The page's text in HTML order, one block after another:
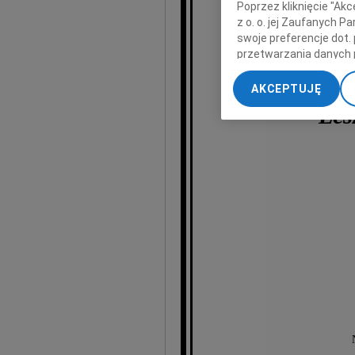
Poprzez kliknięcie
z o. o. jej Zaufanych
swoje preferencje dot.
przetwarzania danych
„Ustawienia
My, nasi Zaufani
dokładnych danych
Przechowywanie
AKCEPTUJĘ